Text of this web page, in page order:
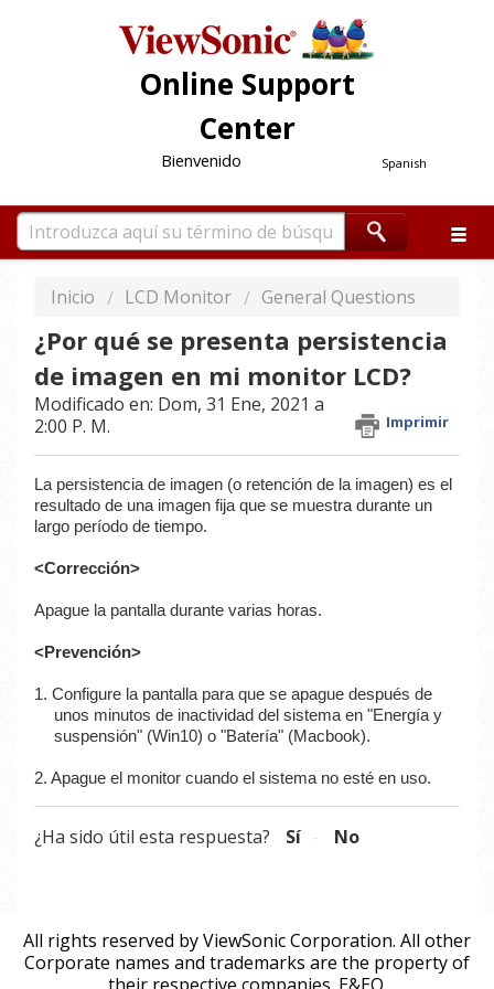
Online Support
Center
Spanish
Bienvenido
Inicio LCD Monitor General Questions
¿Por qué se presenta persistencia
de imagen en mi monitor LCD?
Imprimir
Modificado en: Dom, 31 Ene, 2021 a
2:00 P. M.
La persistencia de imagen (o retención de la imagen) es el
resultado de una imagen fija que se muestra durante un
largo período de tiempo.
<Corrección>
Apague la pantalla durante varias horas.
<Prevención>
1. Configure la pantalla para que se apague después de
unos minutos de inactividad del sistema en "Energía y
suspensión" (Win10) o "Batería" (Macbook).
2. Apague el monitor cuando el sistema no esté en uso.
¿Ha sido útil esta respuesta? Sí No
All rights reserved by ViewSonic Corporation. All other
Corporate names and trademarks are the property of